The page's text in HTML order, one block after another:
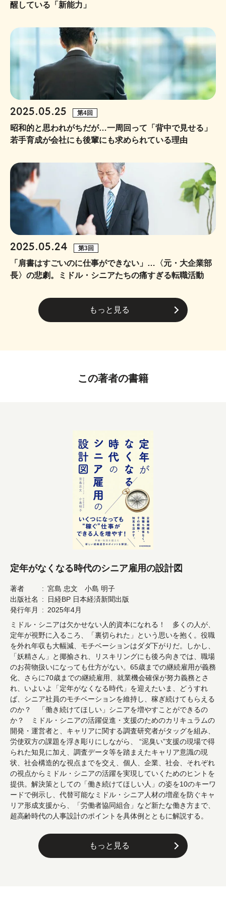
醒している「新能力」
2025.05.25 第4回
昭和的と思われがちだが…一周回って「背中で見せる」
若手育成が会社にも後輩にも求められている理由
2025.05.24 第3回
「肩書はすごいのに仕事ができない」…〈元・大企業部
長〉の悲劇。ミドル・シニアたちの痛すぎる転職活動
もっと見る
この著者の書籍
定年がなくなる時代のシニア雇用の設計図
著者
宮島 忠文 小島 明子
出版社名
日経BP 日本経済新聞出版
発行年月
2025年4月
ミドル・シニアは欠かせない人的資本になれる！ 多くの人が、
定年が視野に入るころ、「裏切られた」という思いを抱く。役職
を外れ年収も大幅減、モチベーションはダダ下がりだ。しかし、
「妖精さん」と揶揄され、リスキリングにも後ろ向きでは、職場
のお荷物扱いになっても仕方がない。65歳までの継続雇用が義務
化、さらに70歳までの継続雇用、就業機会確保が努力義務とさ
れ、いよいよ「定年がなくなる時代」を迎えたいま、どうすれ
ば、シニア社員のモチベーションを維持し、稼ぎ続けてもらえる
のか？ 「働き続けてほしい」シニアを増やすことができるの
か？ ミドル・シニアの活躍促進・支援のためのカリキュラムの
開発・運営者と、キャリアに関する調査研究者がタッグを組み、
労使双方の課題を浮き彫りにしながら、 “泥臭い”支援の現場で得
られた知見に加え、調査データ等を踏まえたキャリア意識の現
状、社会構造的な視点までを交え、個人、企業、社会、それぞれ
の視点からミドル・シニアの活躍を実現していくためのヒントを
提供。解決策としての「働き続けてほしい人」の姿を10のキーワ
ードで例示し、代替可能なミドル・シニア人材の増産を防ぐキャ
リア形成支援から、「労働者協同組合」など新たな働き方まで、
超高齢時代の人事設計のポイントを具体例とともに解説する。
もっと見る